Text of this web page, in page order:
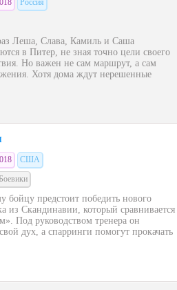
Россия
Леша, Слава, Камиль и Саша
в Питер, не зная точно цели своего
Но важен не сам маршрут, а сам
Хотя дома ждут нерешенные
США
Боевики
бойцу предстоит победить нового
из Скандинавии, который сравнивается
Под руководством тренера он
дух, а спарринги помогут прокачать